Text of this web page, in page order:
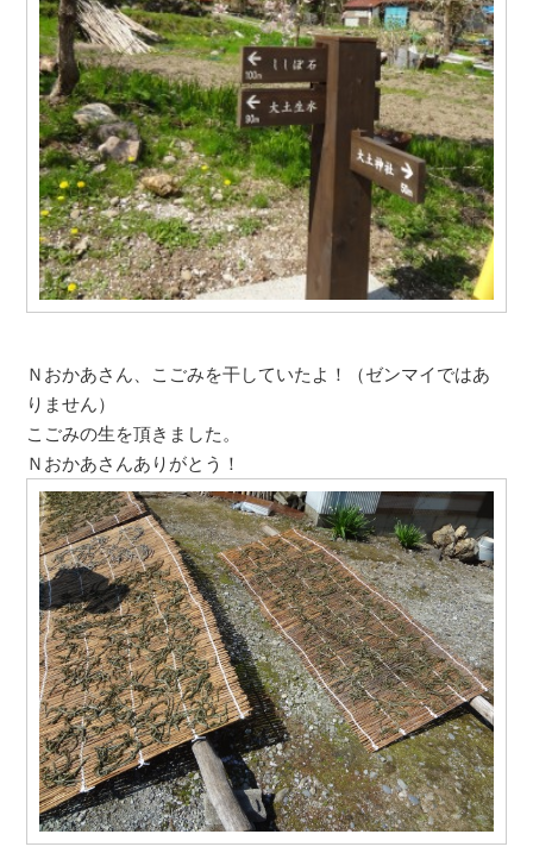
Ｎおかあさん、こごみを干していたよ！（ゼンマイではあ
りません）
こごみの生を頂きました。
Ｎおかあさんありがとう！